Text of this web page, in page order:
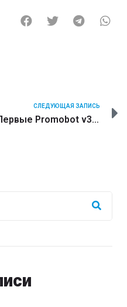
СЛЕДУЮЩАЯ ЗАПИСЬ
Первые Promobot v3 прибыли на работу в Сбербанк